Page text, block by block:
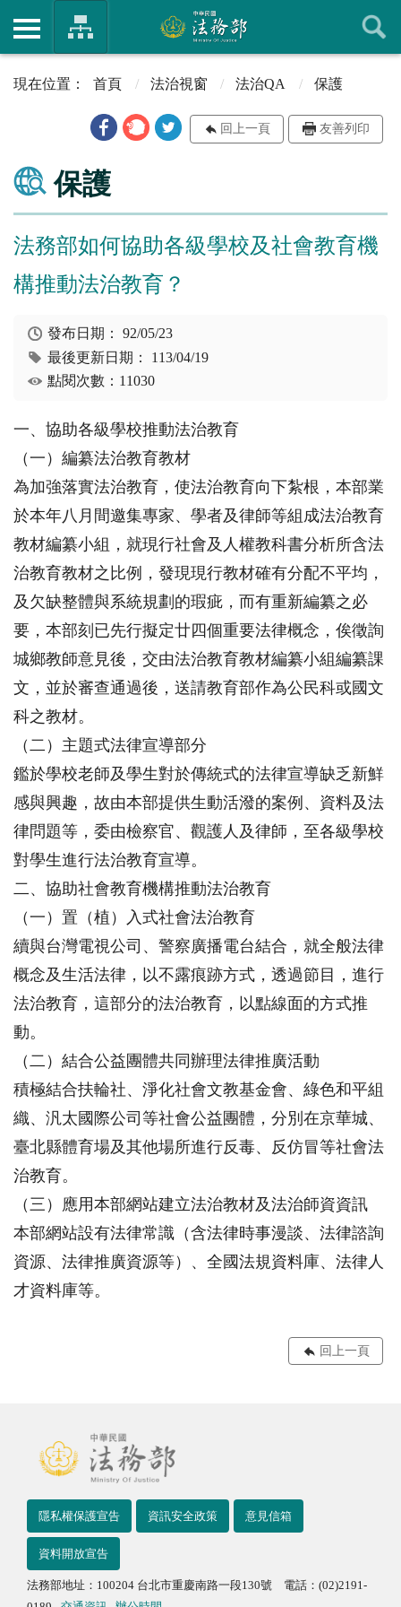
首頁 法治視窗 法治QA 保護
回上一頁 友善列印
保護
法務部如何協助各級學校及社會教育機
構推動法治教育？
發布日期：92/05/23
最後更新日期： 113/04/19
點閱次數：11030
一、協助各級學校推動法治教育
（一）編纂法治教育教材
為加強落實法治教育，使法治教育向下紮根，本部業
於本年八月間邀集專家、學者及律師等組成法治教育
教材編纂小組，就現行社會及人權教科書分析所含法
治教育教材之比例，發現現行教材確有分配不平均，
及欠缺整體與系統規劃的瑕疵，而有重新編纂之必
要，本部刻已先行擬定廿四個重要法律概念，俟徵詢
城鄉教師意見後，交由法治教育教材編纂小組編纂課
文，並於審查通過後，送請教育部作為公民科或國文
科之教材。
（二）主題式法律宣導部分
鑑於學校老師及學生對於傳統式的法律宣導缺乏新鮮
感與興趣，故由本部提供生動活潑的案例、資料及法
律問題等，委由檢察官、觀護人及律師，至各級學校
對學生進行法治教育宣導。
二、協助社會教育機構推動法治教育
（一）置（植）入式社會法治教育
續與台灣電視公司、警察廣播電台結合，就全般法律
概念及生活法律，以不露痕跡方式，透過節目，進行
法治教育，這部分的法治教育，以點線面的方式推
動。
（二）結合公益團體共同辦理法律推廣活動
積極結合扶輪社、淨化社會文教基金會、綠色和平組
織、汎太國際公司等社會公益團體，分別在京華城、
臺北縣體育場及其他場所進行反毒、反仿冒等社會法
治教育。
（三）應用本部網站建立法治教材及法治師資資訊
本部網站設有法律常識（含法律時事漫談、法律諮詢
資源、法律推廣資源等）、全國法規資料庫、法律人
才資料庫等。
回上一頁
隱私權保護宣告 資訊安全政策 意見信箱
資料開放宣告
法務部地址：100204 台北市重慶南路一段130號 電話：(02)2191-